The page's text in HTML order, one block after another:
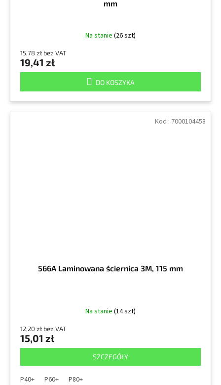
mm
Na stanie (26 szt)
15,78 zł bez VAT
19,41 zł
DO KOSZYKA
566A Laminowana ściernica 3M, 115 mm
Na stanie (14 szt)
12,20 zł bez VAT
15,01 zł
SZCZEGÓŁY
P40+ P60+ P80+
Kod : 7000104458